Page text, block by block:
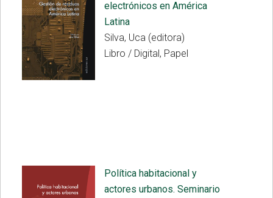
electrónicos en América
Latina
Silva, Uca (editora)
Libro / Digital, Papel
Política habitacional y
actores urbanos. Seminario